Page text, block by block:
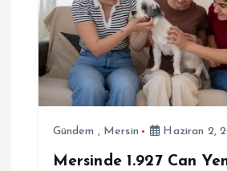
Gündem , Mersin Haziran 2,
Mersinde 1.927 Can